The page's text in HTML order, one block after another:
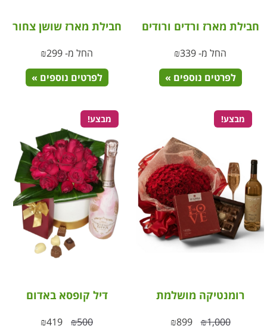
חבילת מארז ורדים ורודים
החל מ- ₪339
לפרטים נוספים »
חבילת מארז שושן צחור
החל מ- ₪299
לפרטים נוספים »
מבצע!
רומנטיקה מושלמת
₪1,000
₪899
מבצע!
דיל קופסא באדום
₪500
₪419